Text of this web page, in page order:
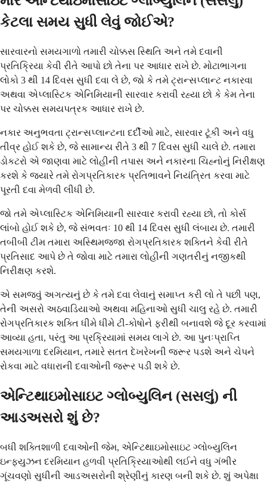
કેટલા સમય સુધી લેવું જોઈએ?
સારવારનો સમયગાળો તમારી ચોક્કસ સ્થિતિ અને તમે દવાની
પ્રતિક્રિયા કેવી રીતે આપો છો તેના પર આધાર રાખે છે. મોટાભાગના
લોકો 3 થી 14 દિવસ સુધી દવા લે છે, જો કે તમે ટ્રાન્સપ્લાન્ટ નકારવા
અથવા એપ્લાસ્ટિક એનિમિયાની સારવાર કરાવી રહ્યા છો કે કેમ તેના
પર ચોક્કસ સમયપત્રક આધાર રાખે છે.
નકાર અનુભવતા ટ્રાન્સપ્લાન્ટના દર્દીઓ માટે, સારવાર ટૂંકી અને વધુ
તીવ્ર હોઈ શકે છે, જે સામાન્ય રીતે 3 થી 7 દિવસ સુધી ચાલે છે. તમારા
ડોકટરો એ જાણવા માટે લોહીની તપાસ અને નકારના ચિહ્નોનું નિરીક્ષણ
કરશે કે જ્યારે તમે રોગપ્રતિકારક પ્રતિભાવને નિયંત્રિત કરવા માટે
પૂરતી દવા મેળવી લીધી છે.
જો તમે એપ્લાસ્ટિક એનિમિયાની સારવાર કરાવી રહ્યા છો, તો કોર્સ
લાંબો હોઈ શકે છે, જે સંભવતઃ 10 થી 14 દિવસ સુધી લંબાય છે. તમારી
તબીબી ટીમ તમારા અસ્થિમજ્જા રોગપ્રતિકારક શક્તિને કેવી રીતે
પ્રતિસાદ આપે છે તે જોવા માટે તમારા લોહીની ગણતરીનું નજીકથી
નિરીક્ષણ કરશે.
એ સમજવું અગત્યનું છે કે તમે દવા લેવાનું સમાપ્ત કરી લો તે પછી પણ,
તેની અસરો અઠવાડિયાઓ અથવા મહિનાઓ સુધી ચાલુ રહે છે. તમારી
રોગપ્રતિકારક શક્તિ ધીમે ધીમે ટી-કોષોને ફરીથી બનાવશે જે દૂર કરવામાં
આવ્યા હતા, પરંતુ આ પ્રક્રિયામાં સમય લાગે છે. આ પુનઃપ્રાપ્તિ
સમયગાળા દરમિયાન, તમારે સતત દેખરેખની જરૂર પડશે અને ચેપને
રોકવા માટે વધારાની દવાઓની જરૂર પડી શકે છે.
એન્ટિથાઇમોસાઇટ ગ્લોબ્યુલિન (સસલું) ની
આડઅસરો શું છે?
બધી શક્તિશાળી દવાઓની જેમ, એન્ટિથાઇમોસાઇટ ગ્લોબ્યુલિન
ઇન્ફ્યુઝન દરમિયાન હળવી પ્રતિક્રિયાઓથી લઈને વધુ ગંભીર
ગૂંચવણો સુધીની આડઅસરોની શ્રેણીનું કારણ બની શકે છે. શું અપેક્ષા